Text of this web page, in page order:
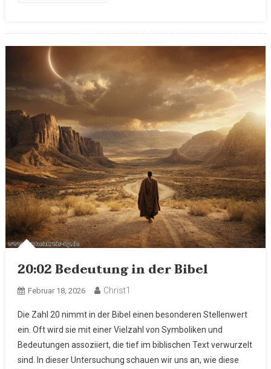
20:02 Bedeutung in der Bibel
Februar 18, 2026 Christ1
Die Zahl 20 nimmt in der Bibel einen besonderen Stellenwert
ein. Oft wird sie mit einer Vielzahl von Symboliken und
Bedeutungen assoziiert, die tief im biblischen Text verwurzelt
sind. In dieser Untersuchung schauen wir uns an, wie diese